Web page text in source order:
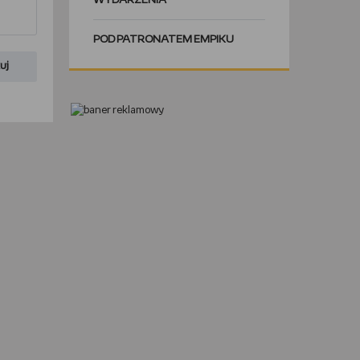
POD PATRONATEM EMPIKU